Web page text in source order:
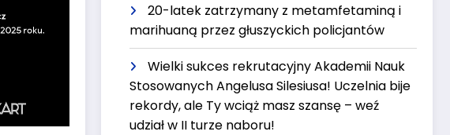
20-latek zatrzymany z metamfetaminą i
marihuaną przez głuszyckich policjantów
Wielki sukces rekrutacyjny Akademii Nauk
Stosowanych Angelusa Silesiusa! Uczelnia bije
rekordy, ale Ty wciąż masz szansę – weź
udział w II turze naboru!